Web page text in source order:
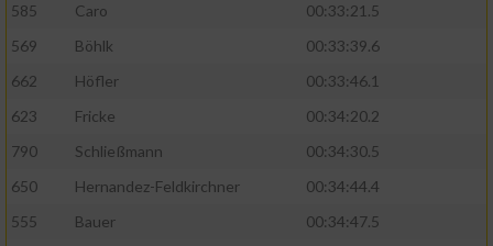
585
Caro
00:33:21.5
569
Böhlk
00:33:39.6
662
Höfler
00:33:46.1
623
Fricke
00:34:20.2
790
Schließmann
00:34:30.5
650
Hernandez-Feldkirchner
00:34:44.4
555
Bauer
00:34:47.5